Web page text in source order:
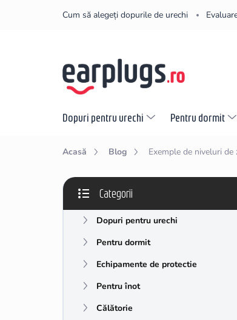
Cum să alegeți dopurile de urechi
Dopuri pentru urechi Pentru dormit
Acasă Blog Exemple de niveluri
B
r
Sari
peste
categorii
Categorii
Dopuri pentru urechi
Pentru dormit
Echipamente de protectie
Pentru înot
Călătorie